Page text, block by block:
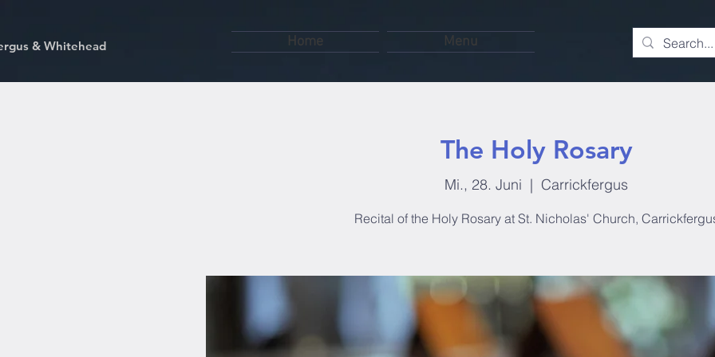
& Whitehead Home Menu
The Holy Rosary
Mi., 28. Juni
  |
Carrickfergus
Recital of the Holy Rosary at St. Nicholas' Church,